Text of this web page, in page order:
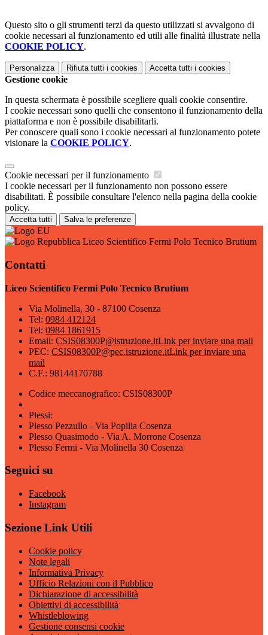
Questo sito o gli strumenti terzi da questo utilizzati si avvalgono di
cookie necessari al funzionamento ed utili alle finalità illustrate nella
COOKIE POLICY.
Personalizza Rifiuta tutti i cookies Accetta tutti i cookies
Gestione cookie
In questa schermata è possibile scegliere quali cookie consentire.
I cookie necessari sono quelli che consentono il funzionamento della
piattaforma e non è possibile disabilitarli.
Per conoscere quali sono i cookie necessari al funzionamento potete
visionare la COOKIE POLICY.
Cookie necessari per il funzionamento
I cookie necessari per il funzionamento non possono essere
disabilitati. È possibile consultare l'elenco nella pagina della cookie
policy.
Accetta tutti Salva le preferenze
Liceo Scientifico Fermi Polo Tecnico Brutium
Contatti
Liceo Scientifico Fermi Polo Tecnico Brutium
Via Molinella, 30 - 87100 Cosenza
Tel: 0984 412124
Tel: 0984 1861915
Email: CSIS08300P@istruzione.itLink per inviare una mail
PEC: CSIS08300P@pec.istruzione.itLink per inviare una
mail
C.F.: 98144170788
Codice meccanografico: CSIS08300P
Plessi:
Plesso Pezzullo - Via Popilia Cosenza
Plesso Quasimodo - Via A. Morrone Cosenza
Plesso Fermi - Via Molinella 30 Cosenza
Seguici su
Facebook
Instagram
Sezione Link Utili
Cookie policy
Note legali
Informativa Privacy
Ufficio Relazioni con il Pubblico
Dichiarazione di accessibilità
Obiettivi di accessibilità
Whistleblowing
Gestione consensi cookie